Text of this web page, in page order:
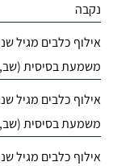
נקבה
אילוף כלבים מגיל
משמעת בסיסית (שב,
אילוף כלבים מגיל
משמעת בסיסית (שב,
אילוף כלבים מגיל